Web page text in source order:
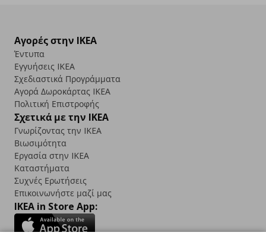
Αγορές στην IKEA
Έντυπα
Εγγυήσεις IKEA
Σχεδιαστικά Προγράμματα
Αγορά Δωρoκάρτας IKEA
Πολιτική Επιστροφής
Σχετικά με την IKEA
Γνωρίζοντας την IKEA
Βιωσιμότητα
Εργασία στην IKEA
Καταστήματα
Συχνές Ερωτήσεις
Επικοινωνήστε μαζί μας
IKEA in Store App: